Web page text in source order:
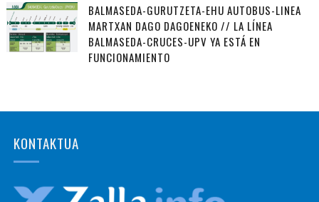
BALMASEDA-GURUTZETA-EHU AUTOBUS-LINEA
MARTXAN DAGO DAGOENEKO // LA LÍNEA
BALMASEDA-CRUCES-UPV YA ESTÁ EN
FUNCIONAMIENTO
KONTAKTUA